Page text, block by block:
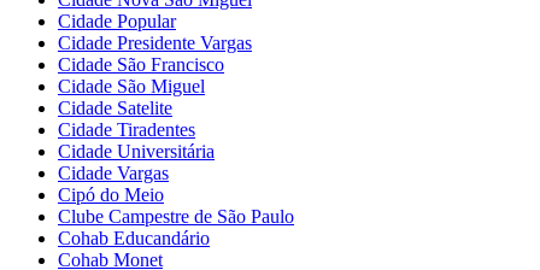
Cidade Popular
Cidade Presidente Vargas
Cidade São Francisco
Cidade São Miguel
Cidade Satelite
Cidade Tiradentes
Cidade Universitária
Cidade Vargas
Cipó do Meio
Clube Campestre de São Paulo
Cohab Educandário
Cohab Monet